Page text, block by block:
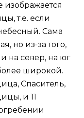
т.е. если
Сама
но из-за того,
на север, на юг
широкой.
Спаситель,
и 11